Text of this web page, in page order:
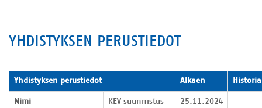
YHDISTYKSEN PERUSTIEDOT
Yhdistyksen perustiedot
Yhdistyksen perustiedot Alkaen Historia
Nimi
KEV suunnistus
25.11.2024